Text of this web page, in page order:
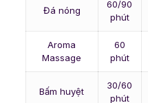
Đá nóng
60/90
phút
Aroma
Massage
60
phút
Bấm huyệt
30/60
phút